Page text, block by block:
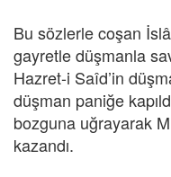
Bu sözlerle coşan
gayretle düşmanla
Hazret-i Saîd’in
düşman paniğe
bozguna uğrayarak
kazandı.